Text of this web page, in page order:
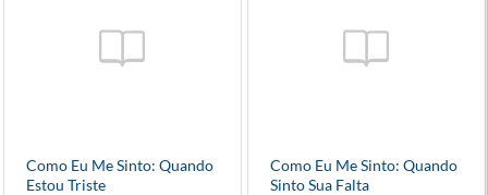
Como Eu Me Sinto: Quando
Estou Triste
Como Eu Me Sinto: Quando
Sinto Sua Falta